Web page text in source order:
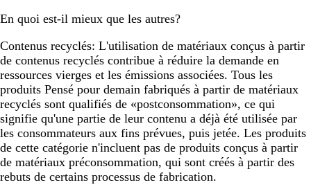
En quoi est-il mieux que les autres?
Contenus recyclés: L'utilisation de matériaux conçus à partir
de contenus recyclés contribue à réduire la demande en
ressources vierges et les émissions associées. Tous les
produits Pensé pour demain fabriqués à partir de matériaux
recyclés sont qualifiés de «postconsommation», ce qui
signifie qu'une partie de leur contenu a déjà été utilisée par
les consommateurs aux fins prévues, puis jetée. Les produits
de cette catégorie n'incluent pas de produits conçus à partir
de matériaux préconsommation, qui sont créés à partir des
rebuts de certains processus de fabrication.